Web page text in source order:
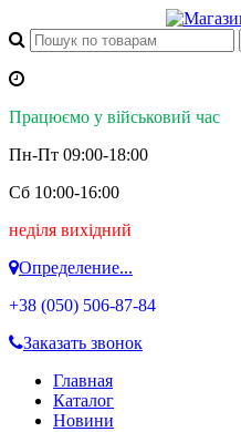
Працюємо у військовий час
Пн-Пт 09:00-18:00
Сб 10:00-16:00
неділя вихідний
Определение...
+38 (050) 506-87-84
Заказать звонок
Главная
Каталог
Новини